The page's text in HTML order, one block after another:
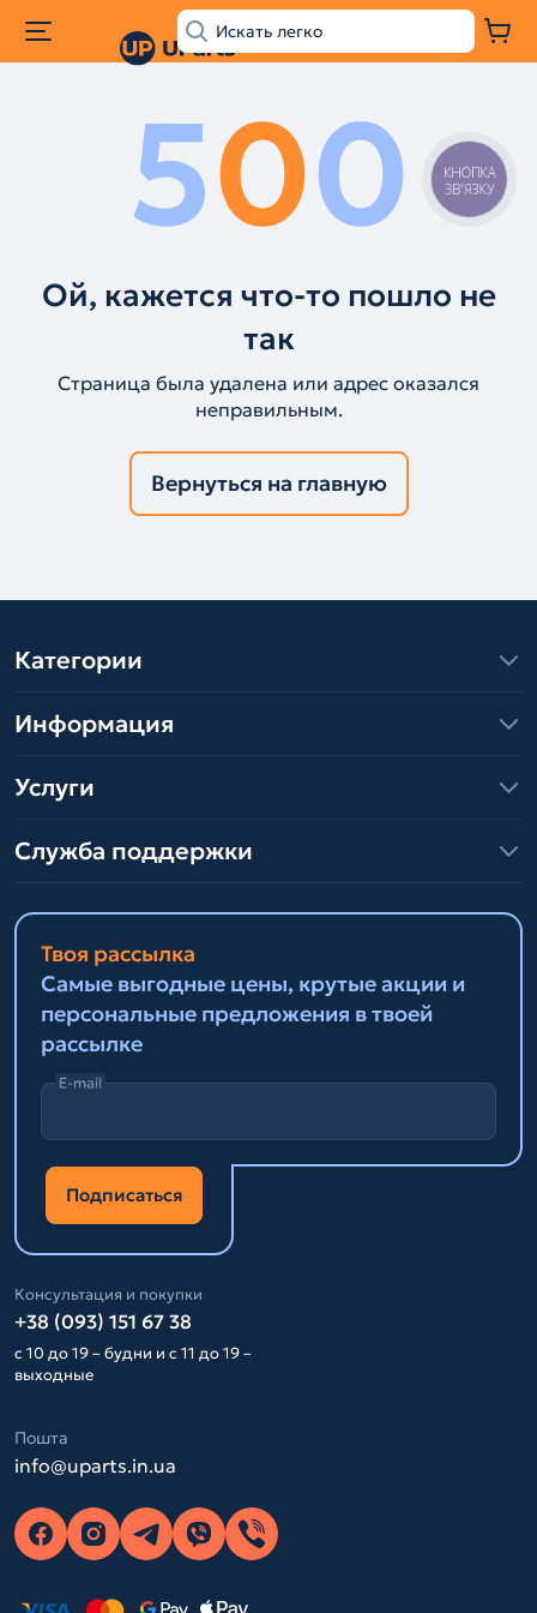
500
Ой, кажется что-то пошло не
так
Страница была удалена или адрес оказался
неправильным.
Вернуться на главную
Категории
Информация
Услуги
Служба поддержки
Твоя рассылка
Самые выгодные цены, крутые акции и
персональные предложения в твоей
рассылке
E-mail
Подписаться
Консультация и покупки
+38 (093) 151 67 38
с 10 до 19 – будни и с 11 до 19 –
выходные
Пошта
info@uparts.in.ua
КНОПКА
ЗВ'ЯЗКУ